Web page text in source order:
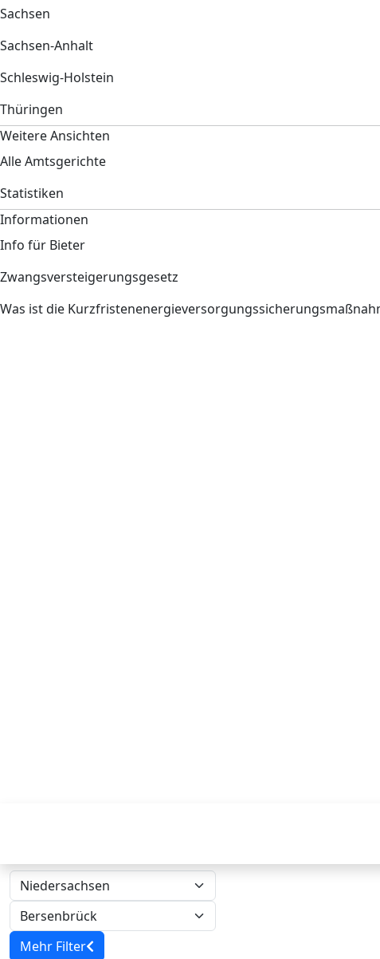
Sachsen
Sachsen-Anhalt
Schleswig-Holstein
Thüringen
Weitere Ansichten
Alle Amtsgerichte
Statistiken
Informationen
Info für Bieter
Zwangsversteigerungsgesetz
Was ist die
Mehr Filter